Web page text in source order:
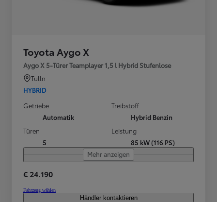
Toyota Aygo X
Aygo X 5-Türer Teamplayer 1,5 l Hybrid Stufenlose
Tulln
HYBRID
Getriebe
Automatik
Treibstoff
Hybrid Benzin
Türen
5
Leistung
85 kW (116 PS)
Mehr anzeigen
€ 24.190
Fahrzeug wählen
Händler kontaktieren